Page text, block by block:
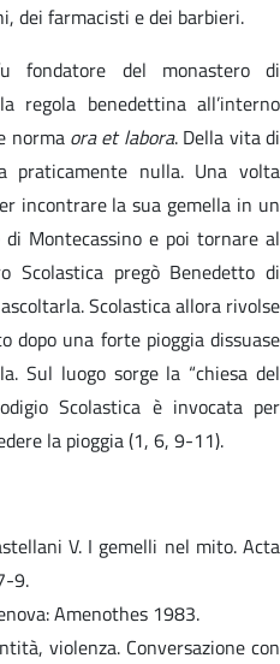
dei farmacisti e dei barbieri.
fondatore del monastero di
regola benedettina all’interno
norma ora et labora. Della vita di
nulla. Una volta
incontrare la sua gemella in un
Montecassino e poi tornare al
Scolastica pregò Benedetto di
Scolastica allora rivolse
dopo una forte pioggia dissuase
Sul luogo sorge la “chiesa del
Scolastica è invocata per
la pioggia (1, 6, 9-11).
V. I gemelli nel mito. Acta
9.
Amenothes 1983.
violenza. Conversazione con